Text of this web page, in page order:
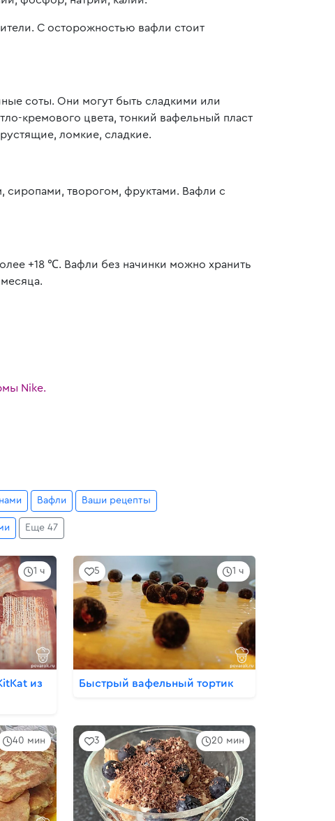
С осторожностью вафли стоит
соты. Они могут быть сладкими или
кремового цвета, тонкий вафельный пласт
ломкие, сладкие.
сиропами, творогом, фруктами. Вафли с
+18 ℃. Вафли без начинки можно хранить
Nike.
Вафли Ваши рецепты
Еще 47
1 ч
из
1 ч
5
Быстрый вафельный тортик
40 мин 20 мин
3